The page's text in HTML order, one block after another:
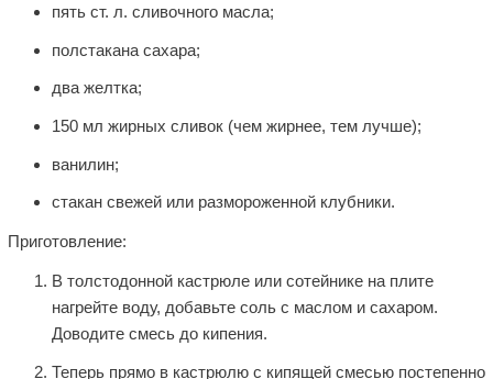
пять ст. л. сливочного масла;
полстакана сахара;
два желтка;
150 мл жирных сливок (чем жирнее, тем лучше);
ванилин;
стакан свежей или размороженной клубники.
Приготовление:
В толстодонной кастрюле или сотейнике на плите
нагрейте воду, добавьте соль с маслом и сахаром.
Доводите смесь до кипения.
Теперь прямо в кастрюлю с кипящей смесью постепенно